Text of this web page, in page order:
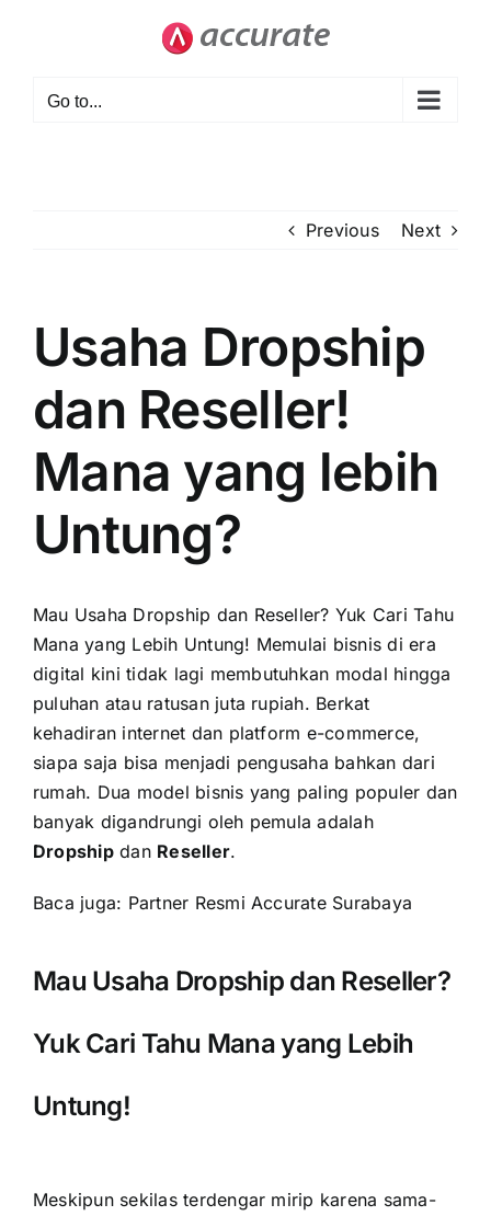
Go to...
Previous Next
Usaha Dropship
dan Reseller!
Mana yang lebih
Untung?
Mau Usaha Dropship dan Reseller? Yuk Cari Tahu
Mana yang Lebih Untung! Memulai bisnis di era
digital kini tidak lagi membutuhkan modal hingga
puluhan atau ratusan juta rupiah. Berkat
kehadiran internet dan platform e-commerce,
siapa saja bisa menjadi pengusaha bahkan dari
rumah. Dua model bisnis yang paling populer dan
banyak digandrungi oleh pemula adalah
Dropshipdan Reseller.
Baca juga: Partner Resmi Accurate Surabaya
Mau Usaha Dropship dan Reseller?
Yuk Cari Tahu Mana yang Lebih
Untung!
Meskipun sekilas terdengar mirip karena sama-